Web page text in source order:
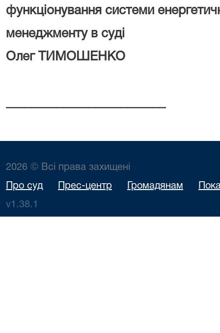
функціонування системи
менеджменту в суді
Олег ТИМОШЕНКО
2026 © Всі права захищені
Про суд Прес-центр Громадянам
v1.38.1